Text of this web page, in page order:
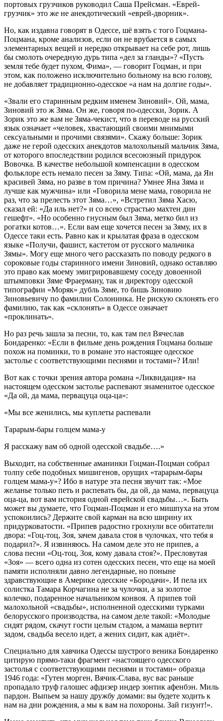
портовых грузчиков руководил Саша Прейсман. «Еврей-
грузчик» это же не анекдотический «еврей-дворник».
Но, как издавна говорят в Одессе, шё взять с того Гоцмана-
Поцмана, кроме анализов, если он не врубается в самых
элементарных вещей и нередко открывает на себе рот, лишь
бы смолоть очередную дурь типа «дел за гланды»? «Пусть
земля тебе будет пухом, Фима», — говорит Гоцман, и при
этом, как положено исключительно больному на всю голову,
не добавляет традиционно-одесское «а нам на долгие годы».
«Звали его старинным редким именем Зиновий». Ой, мама,
Зиновий это ж Зяма. Он же, говоря по-одесски, Зорик. А
Зорик это же вам не Зяма-чекист, что в переводе на русский
язык означает «человек, хвастающий своими мнимыми
сексуальными и прочими связями». Скажу больше: Зорик
даже не герой одесских анекдотов малохольный мальчик Зяма,
от которого впоследствии родился всесоюзный придурок
Вовочка. В качестве небольшой компенсации в одесском
фольклоре есть немало песен за Зяму. Типа: «Ой, мама, да Ян
красивей Зяма, но разве в том причина? Умнее Яна Зяма и
лучше как мужчина» или «Говорила мене мама, говорила не
раз, что за прелесть этот Зяма…», «Встретил Зяма Хасю,
сказал ей: «Да иль нет?» и со всею страстью махтен дин
гешефт». «Но особенно гнусным был Зяма, метко бил из
рогатки котов…». Если вам еще хочется песен за Зяму, их в
Одессе таки есть. Равно как и крылатая фраза в одесском
языке «Получи, фашист, кастетом от русского мальчика
Зямы». Могу еще много чего рассказать по поводу редкого в
сороковые годы старинного имени Зиновий, однако оставляю
это право как моему эмигрировавшему соседу довоенной
штымповки Зяме Фраерману, так и директору одесской
типографии «Моряк» дубль Зяме, то бишь Зиновию
Зиновьевичу по фамилии Солонинка. Не рискую склонять его
фамилию, так как «склонять» в Одессе означает
«проклинать».
Но раз речь зашла за песни, то, как там пел Вячеслав
Бондаренко: «Если в фильме день рождения Гоцмана больше
похож на поминки, то в романе это настоящее одесское
застолье с соответствующими песнями и тостами»? Или!
Вот как с точки зрения автора романа «Ликвидация» на
настоящем одесском застолье распевают знаменитое одесское
«Да ой, да мама, первацуца оца-ца»:
«Мы все женились, мы куплеты распевали
Тарарым-бары голцем мама-у
Я расскажу вам об одной одесской свадьбе….»
Выходит, на собственные аманинки Гоцман-Поцман собрал
толпу себе подобных мишигенов, орущих «тарарым-бары
голцем мама-у»? Ибо в натуре эта песня звучит так: «Мое
желанье только петь и распевать бы, да ой, да мама, первацуца
оца-ца, вот вам история одной еврейской свадьбы…». Быть
может вы думаете, что Гоцман-Поцман и его мишпуха на этом
успокоились? Держите свой карман на всю ширину их
придурковатости. «Припев радостно грохнули все обитатели
двора: «Гоц-тоц, Зоя, зачем давала стоя в чулочках, что тебя я
подарил?». Я извиняюсь. На самом деле это не припев, а
слова песни «Оц-тоц, Зоя, кому давала стоя?». Пресловутая
«Зоя» — всего одна из сотен одесских песен, что еще на моей
памяти исполняли давно легендарные, но поныне
здравствующие в Америке одесские «Бородачи». И пела их
солистка Тамара Корчагина не за чулочки, а за золотое
колечко, подаренное начальником конвоя. А припев той
малохольной «свадьбы», исполненной одесскими турками
белорусского производства, на самом деле такой: «Молодые
сидят рядом, скачут гости целым стадом, а мамаша вертит
задом, свадьба весело идет, а жених сидит, как адиёт».
Специально для хавчика Одессы шустрого веника Бондаренко
цитирую прямо-таки фрагмент «настоящего одесского
застолья с соответствующими песнями и тостами» образца
1946 года: «Гутен морген, Вячик-Слава, вус вас раньше
пропадало труф галошес афдизер индер зонтик афенбэн. Миль
пардон. Выпьем за нашу дружбу домами: вы будете ходить к
нам на дни рождения, а мы к вам на похороны. Зай гизунт!».